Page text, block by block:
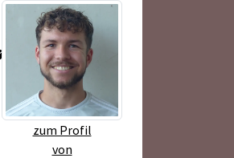
zum Profil
von